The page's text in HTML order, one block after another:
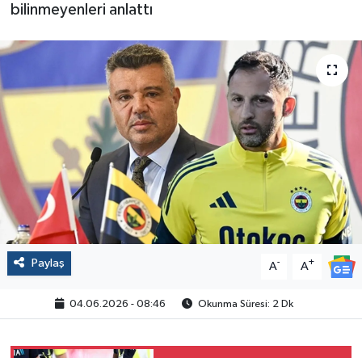
bilinmeyenleri anlattı
Paylaş A- A+
04.06.2026 - 08:46 Okunma Süresi: 2 Dk
Kültür - Sanat
Sağlık
Spor
Yaşam
Çalışma Hayatı
Kadın
Yurt